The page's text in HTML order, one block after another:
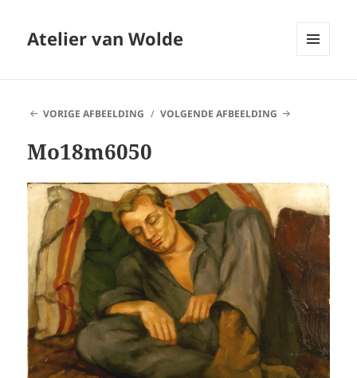
Atelier van Wolde
VORIGE AFBEELDING
VOLGENDE AFBEELDING
Mo18m6050